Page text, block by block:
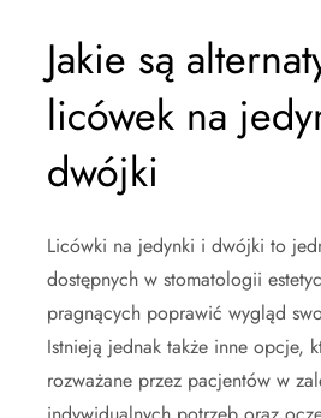
Jakie są
licówek na
dwójki
Licówki na jedynki i dwójki to
dostępnych w stomatologii
pragnących poprawić wygląd
Istnieją jednak także inne opcje,
rozważane przez pacjentów w